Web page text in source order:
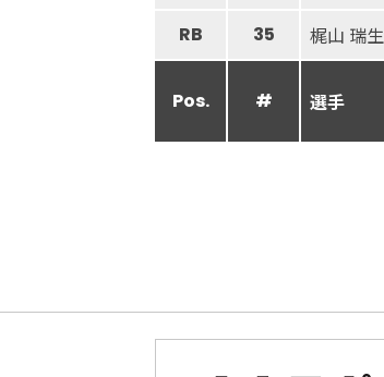
RB
35 梶山 瑞生
Pos. # 選手